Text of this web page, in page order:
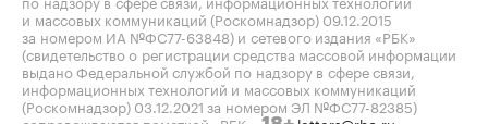
и массовых коммуникаций (Роскомнадзор) 09.12.2015
за номером ИА №ФС77-63848) и сетевого издания «РБК»
(свидетельство о регистрации средства массовой информации
выдано Федеральной службой по надзору в сфере связи,
информационных технологий и массовых коммуникаций
(Роскомнадзор) 03.12.2021 за номером ЭЛ №ФС77-82385)